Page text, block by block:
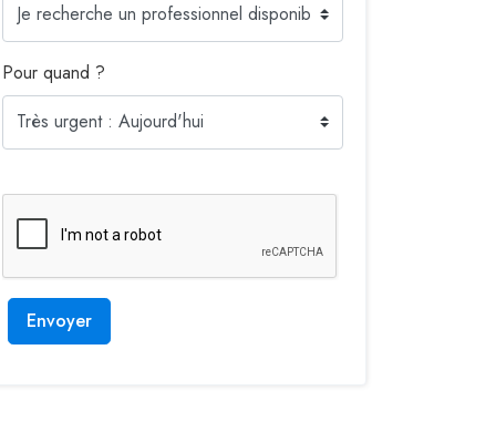
Pour quand ?
Envoyer